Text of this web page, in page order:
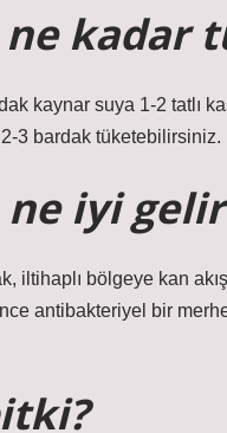
kadar
kaynar suya 1-2 tatlı
3 bardak tüketebilirsiniz.
ne iyi
bölgeye kan
antibakteriyel bir